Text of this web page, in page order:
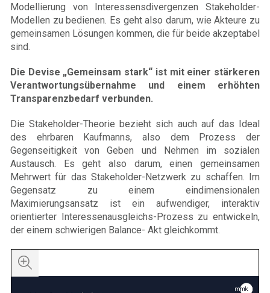
Modellierung von Interessensdivergenzen Stakeholder-
Modellen zu bedienen. Es geht also darum, wie Akteure zu
gemeinsamen Lösungen kommen, die für beide akzeptabel
sind.
Die Devise „Gemeinsam stark“ ist mit einer stärkeren
Verantwortungsübernahme und einem erhöhten
Transparenzbedarf verbunden.
Die Stakeholder-Theorie bezieht sich auch auf das Ideal
des ehrbaren Kaufmanns, also dem Prozess der
Gegenseitigkeit von Geben und Nehmen im sozialen
Austausch. Es geht also darum, einen gemeinsamen
Mehrwert für das Stakeholder-Netzwerk zu schaffen. Im
Gegensatz zu einem eindimensionalen
Maximierungsansatz ist ein aufwendiger, interaktiv
orientierter Interessenausgleichs-Prozess zu entwickeln,
der einem schwierigen Balance- Akt gleichkommt.